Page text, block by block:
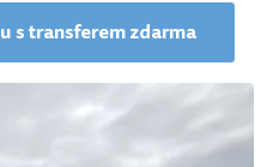
s transferem zdarma